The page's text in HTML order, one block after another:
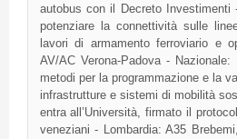
autobus con il Decreto Investimenti
potenziare la connettività sulle
lavori di armamento ferroviario e
AV/AC Verona-Padova -
metodi per la programmazione e la
infrastrutture e sistemi di mobilità
entra all’Università, firmato il
veneziani - Lombardia: A35